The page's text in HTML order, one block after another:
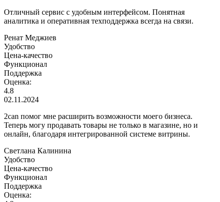
Отличный сервис с удобным интерфейсом. Понятная
аналитика и оперативная техподдержка всегда на связи.
Ренат Меджиев
Удобство
Цена-качество
Функционал
Поддержка
Оценка:
4.8
02.11.2024
2can помог мне расширить возможности моего бизнеса.
Теперь могу продавать товары не только в магазине, но и
онлайн, благодаря интегрированной системе витрины.
Светлана Калинина
Удобство
Цена-качество
Функционал
Поддержка
Оценка: